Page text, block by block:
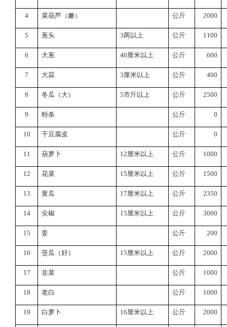
4 菜葫芦（嫩） 公斤 2000
5 葱头 3两以上 公斤 1100
6 大葱 40厘米以上 公斤 600
7 大蒜 3厘米以上 公斤 400
8 冬瓜（大） 5市斤以上 公斤 2500
9 粉条 公斤 0
10 干豆腐皮 公斤 0
11 葫萝卜 12厘米以上 公斤 1000
12 花菜 15厘米以上 公斤 1500
13 黄瓜 17厘米以上 公斤 2350
14 尖椒 15厘米以上 公斤 3000
15 姜 公斤 200
16 茭瓜（好） 15厘米以上 公斤 2000
17 韭菜 公斤 1000
18 老白 公斤 1000
19 白萝卜 16厘米以上 公斤 2000